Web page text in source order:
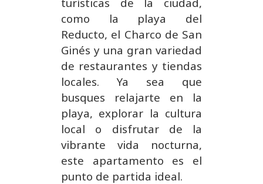
como la playa del
Reducto, el Charco de San
Ginés y una gran variedad
de restaurantes y tiendas
locales. Ya sea que
busques relajarte en la
playa, explorar la cultura
local o disfrutar de la
vibrante vida nocturna,
este apartamento es el
punto de partida ideal.